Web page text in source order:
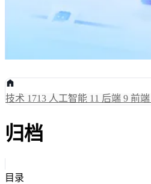
技术 1713 人工智能 11 后端 9 前端
归档
目录